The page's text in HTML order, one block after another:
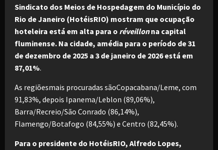
Sindicato dos Meios de Hospedagem do Município do
Rio de Janeiro (HotéisRIO) mostram que ocupação
hoteleira está em alta para o réveillonna capital
fluminense. Na cidade, amédia para o período de 31
de dezembro de 2025 a 3 de janeiro de 2026 está em
87,01%.
As regiõesmais procuradas sãoCopacabana/Leme, com
91,83%, depois Ipanema/Leblon (89,06%),
Barra/Recreio/São Conrado (86,14%),
Flamengo/Botafogo (84,55%) e Centro (82,45%).
Para o presidente do HotéisRIO, Alfredo Lopes,